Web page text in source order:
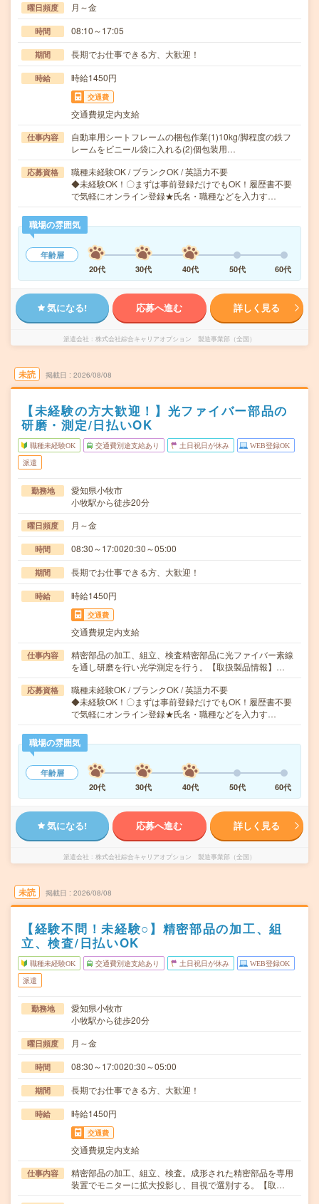
曜日頻度 月～金
時間 08:10～17:05
期間 長期でお仕事できる方、大歓迎！
時給 時給1450円
交通費
交通費規定内支給
仕事内容
自動車用シートフレームの梱包作業(1)10kg/脚程度の鉄フ
レームをビニール袋に入れる(2)個包装用…
応募資格
職種未経験OK / ブランクOK / 英語力不要
◆未経験OK！〇まずは事前登録だけでもOK！履歴書不要
で気軽にオンライン登録★氏名・職種などを入力す…
職場の雰囲気
年齢層
20代
30代 40代 50代 60代
気になる! 応募へ進む 詳しく見る
派遣会社 株式会社綜合キャリアオプション 製造事業部（全国）
未読 掲載日 2026/08/08
【未経験の方大歓迎！】光ファイバー部品の
研磨・測定/日払いOK
職種未経験OK 交通費別途支給あり 土日祝日が休み WEB登録OK
派遣
勤務地
愛知県小牧市
小牧駅から徒歩20分
曜日頻度 月～金
時間 08:30～17:0020:30～05:00
期間 長期でお仕事できる方、大歓迎！
時給 時給1450円
交通費
交通費規定内支給
仕事内容
精密部品の加工、組立、検査精密部品に光ファイバー素線
を通し研磨を行い光学測定を行う。【取扱製品情報】…
応募資格
職種未経験OK / ブランクOK / 英語力不要
◆未経験OK！〇まずは事前登録だけでもOK！履歴書不要
で気軽にオンライン登録★氏名・職種などを入力す…
職場の雰囲気
年齢層
20代
30代 40代 50代 60代
気になる! 応募へ進む 詳しく見る
派遣会社 株式会社綜合キャリアオプション 製造事業部（全国）
未読 掲載日 2026/08/08
【経験不問！未経験○】精密部品の加工、組
立、検査/日払いOK
職種未経験OK 交通費別途支給あり 土日祝日が休み WEB登録OK
派遣
勤務地
愛知県小牧市
小牧駅から徒歩20分
曜日頻度 月～金
時間 08:30～17:0020:30～05:00
期間 長期でお仕事できる方、大歓迎！
時給 時給1450円
交通費
交通費規定内支給
仕事内容
精密部品の加工、組立、検査。成形された精密部品を専用
装置でモニターに拡大投影し、目視で選別する。【取…